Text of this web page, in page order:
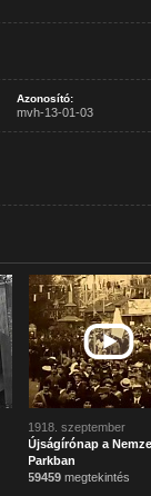
Azonosító:
mvh-13-01-03
1918. szeptember
Újságírónap a
Parkban
59459 megtekintés